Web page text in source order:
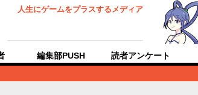
人生にゲームをプラスするメディア
編集部PUSH 読者アンケート